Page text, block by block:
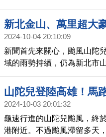
災後復原工作。
新北金山、萬里超大
2024-10-04 20:10:09
新聞首先來關心，颱風山陀
域的雨勢持續，仍為新北市
出災情，新北市淡水山區4
區溪水暴漲，萬里區加頭地
芝區道路路基坍塌，橫山國
中。
山陀兒登陸高雄！馬
2024-10-03 20:01:32
龜速行進的山陀兒颱風，終
港附近。不過颱風滯留多天